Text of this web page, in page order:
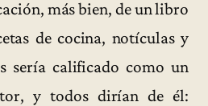
más bien, de un libro
de cocina, notículas y
sería calificado como un
y todos dirían de él: